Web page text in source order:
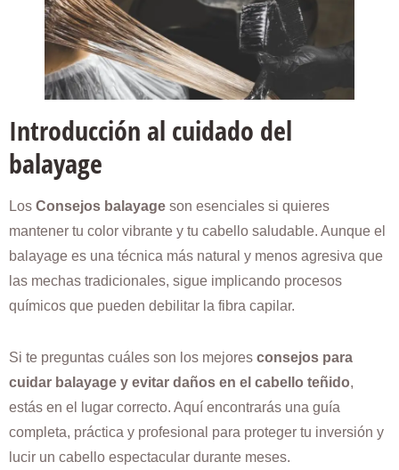
Introducción al cuidado del
balayage
Los Consejos balayage son esenciales si quieres
mantener tu color vibrante y tu cabello saludable. Aunque el
balayage es una técnica más natural y menos agresiva que
las mechas tradicionales, sigue implicando procesos
químicos que pueden debilitar la fibra capilar.
Si te preguntas cuáles son los mejores consejos para
cuidar balayage y evitar daños en el cabello teñido,
estás en el lugar correcto. Aquí encontrarás una guía
completa, práctica y profesional para proteger tu inversión y
lucir un cabello espectacular durante meses.